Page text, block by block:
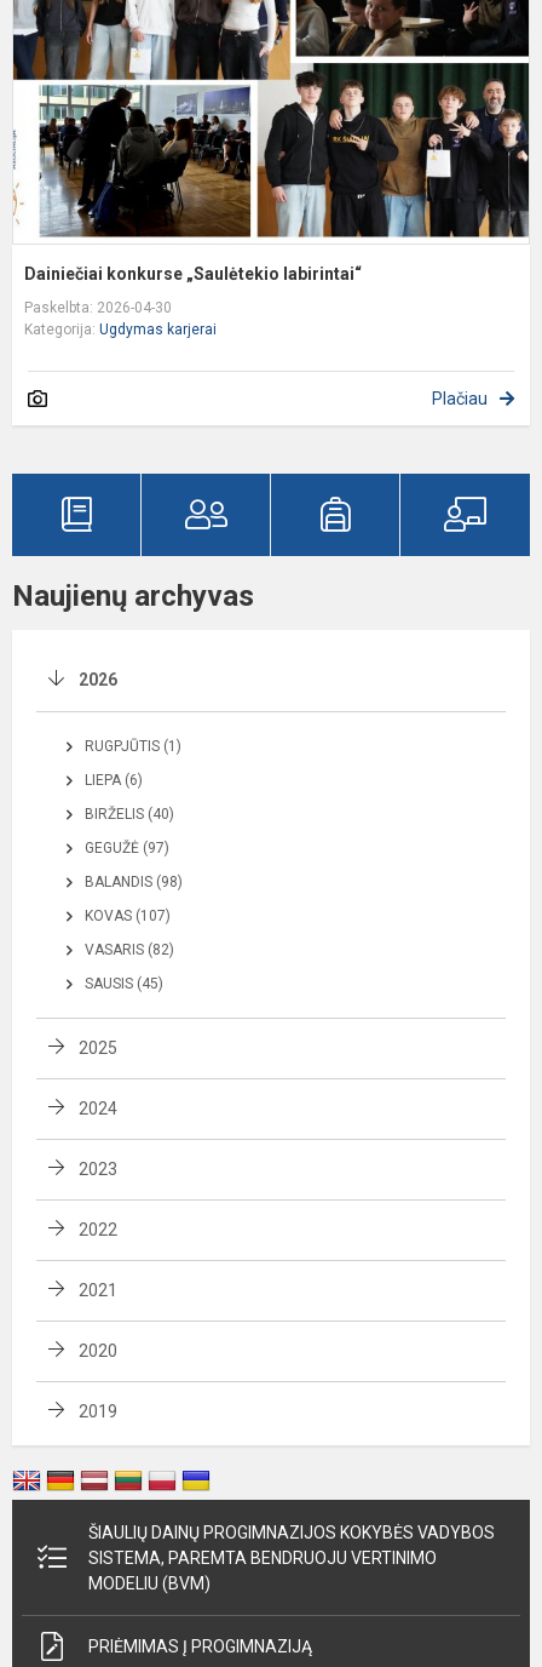
Dainiečiai konkurse „Saulėtekio labirintai“
Paskelbta: 2026-04-30
Kategorija: Ugdymas karjerai
Plačiau
Naujienų archyvas
2026
RUGPJŪTIS (1)
LIEPA (6)
BIRŽELIS (40)
GEGUŽĖ (97)
BALANDIS (98)
KOVAS (107)
VASARIS (82)
SAUSIS (45)
2025
2024
2023
2022
2021
2020
2019
ŠIAULIŲ DAINŲ PROGIMNAZIJOS KOKYBĖS VADYBOS
SISTEMA, PAREMTA BENDRUOJU VERTINIMO
MODELIU (BVM)
PRIĖMIMAS Į PROGIMNAZIJĄ